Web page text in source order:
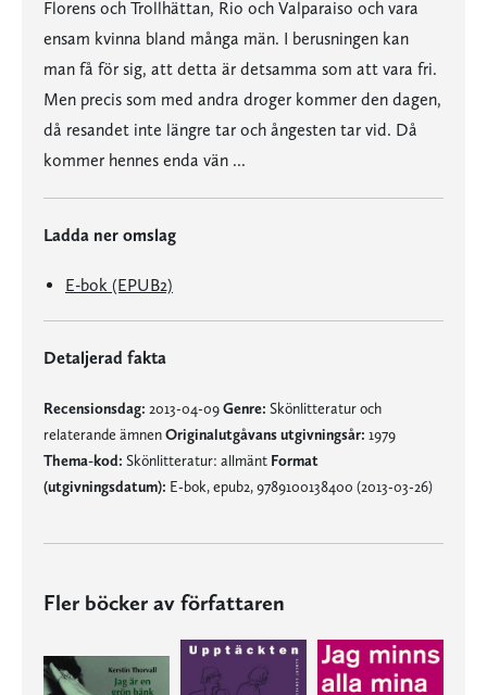
Florens och Trollhättan, Rio och Valparaiso och vara
ensam kvinna bland många män. I berusningen kan
man få för sig, att detta är detsamma som att vara fri.
Men precis som med andra droger kommer den dagen,
då resandet inte längre tar och ångesten tar vid. Då
kommer hennes enda vän ...
Ladda ner omslag
E-bok (EPUB2)
Detaljerad fakta
Recensionsdag: 2013-04-09Genre: Skönlitteratur och
relaterande ämnenOriginalutgåvans utgivningsår: 1979
Thema-kod: Skönlitteratur: allmänt Format
(utgivningsdatum): E-bok, epub2, 9789100138400 (2013-03-26)
Fler böcker av författaren